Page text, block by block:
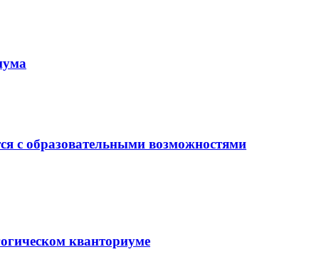
с образовательными возможностями
кванториуме